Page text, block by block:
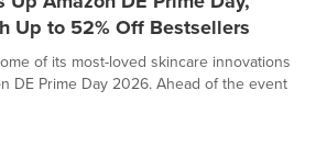
Up to 52% Off Bestsellers
of its most-loved skincare innovations
DE Prime Day 2026. Ahead of the event